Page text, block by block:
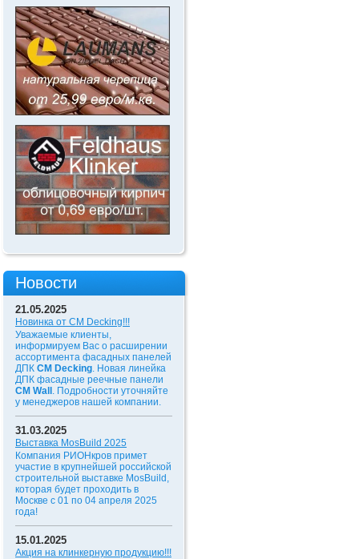
Новости
21.05.2025
Новинка от CM Decking!!!
Уважаемые клиенты,
информируем Вас о расширении
ассортимента фасадных панелей
ДПК CM Decking. Новая линейка
ДПК фасадные реечные панели
CM Wall . Подробности уточняйте
у менеджеров нашей компании.
31.03.2025
Выставка MosBuild 2025
Компания РИОНкров примет
участие в крупнейшей российской
строительной выставке MosBuild,
которая будет проходить в
Москве с 01 по 04 апреля 2025
года!
15.01.2025
Акция на клинкерную продукцию!!!